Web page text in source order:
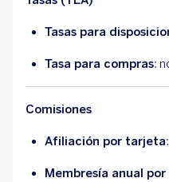
Tasas para
Tasa para compras:
Comisiones
Afiliación por tarjeta
Membresía anual